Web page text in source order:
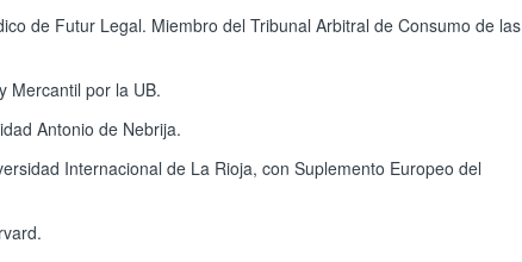
de Futur Legal. Miembro del Tribunal Arbitral de Consumo de las
Mercantil por la UB.
Antonio de Nebrija.
Internacional de La Rioja, con Suplemento Europeo del